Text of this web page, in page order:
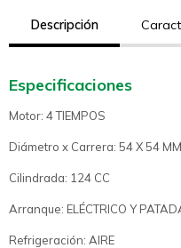
Descripción
Especificaciones
Motor: 4 TIEMPOS
Diámetro x Carrera: 54 X 54 MM
Cilindrada: 124 CC
Arranque: ELÉCTRICO Y
Refrigeración: AIRE